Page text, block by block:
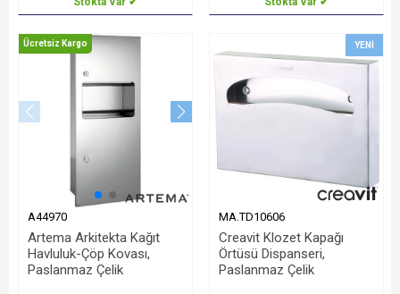
Ücretsiz Kargo
A44970
Artema Arkitekta Kağıt
Havluluk-Çöp Kovası,
Paslanmaz Çelik
YENI
MA.TD10606
Creavit Klozet Kapağı
Örtüsü Dispanseri,
Paslanmaz Çelik